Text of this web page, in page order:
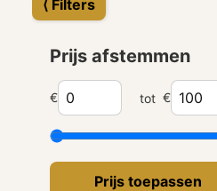
⟨ Filters
Prijs afstemmen
€ tot €
Prijs toepassen